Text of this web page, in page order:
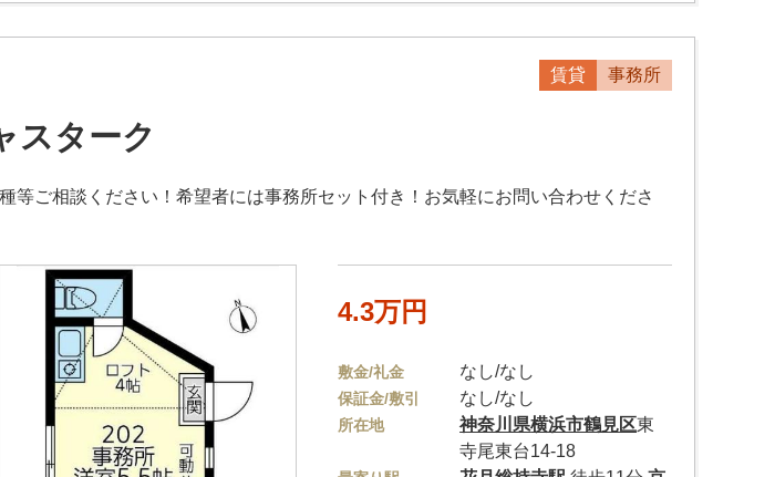
賃貸 事務所
スターク
等ご相談ください！希望者には事務所セット付き！お気軽にお問い合わせくださ
4.3万円
敷金/礼金 なし/なし
保証金/敷引 なし/なし
所在地 神奈川県横浜市鶴見区東
寺尾東台14-18